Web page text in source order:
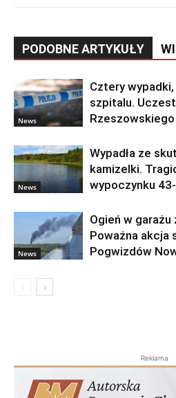
PODOBNE ARTYKUŁY
News
Cztery
szpitalu.
News
Wypadła ze
kamizelki.
wypoczynku
News
Ogień w garażu
Poważna akcja
Pogwizdów
Reklama